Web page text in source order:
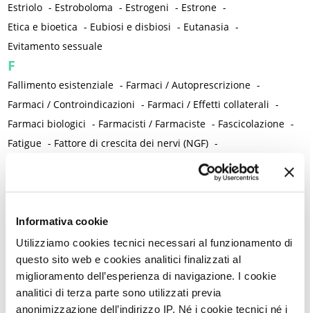
Informativa cookie
Utilizziamo cookies tecnici necessari al funzionamento di
questo sito web e cookies analitici finalizzati al
miglioramento dell’esperienza di navigazione. I cookie
analitici di terza parte sono utilizzati previa
anonimizzazione dell’indirizzo IP. Né i cookie tecnici né i
Estriolo - Estroboloma - Estrogeni - Estrone -
Etica e bioetica - Eubiosi e disbiosi - Eutanasia -
Evitamento sessuale
F
Fallimento esistenziale - Farmaci / Autoprescrizione -
Farmaci / Controindicazioni - Farmaci / Effetti collaterali -
Farmaci biologici - Farmacisti / Farmaciste - Fascicolazione -
Fatigue - Fattore di crescita dei nervi (NGF) -
Fattori culturali -
-Fattori genetici
Fattori predisponenti
Fattori psicogeni -Fattori psicosessuali -Fattori relazionali -
Fattori teratogeni - Fecondazione assistita -
Fecondazione naturale -Fede - Fegato -Felicità e infelicità
Femminicidio -Ferro - Fertilità e infertilità -Fezolinetant